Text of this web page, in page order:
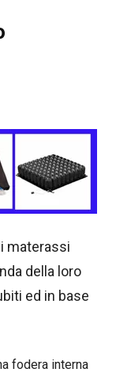
materassi
della loro
ed in base
fodera interna